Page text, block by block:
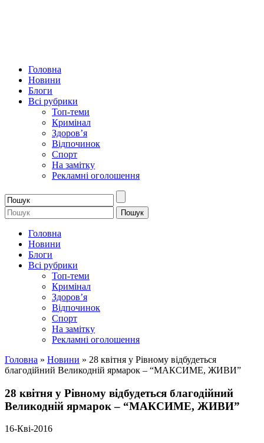
Головна
Новини
Блоги
Всі рубрики
Топ-теми
Кримінал
Здоров’я
Відпочинок
Спорт
На замітку
Рекламні оголошення
Головна
Новини
Блоги
Всі рубрики
Топ-теми
Кримінал
Здоров’я
Відпочинок
Спорт
На замітку
Рекламні оголошення
Головна » Новини » 28 квітня у Рівному відбудеться
благодійний Великодній ярмарок – “МАКСИМЕ, ЖИВИ”
28 квітня у Рівному відбудеться благодійний
Великодній ярмарок – “МАКСИМЕ, ЖИВИ”
16-Кві-2016